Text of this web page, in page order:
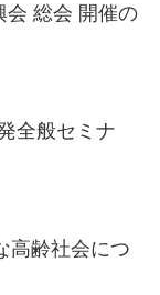
会 総会 開催の
全般セミナ
高齢社会につ